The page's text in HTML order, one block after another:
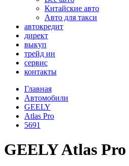
Китайские авто
Авто для такси
автокредит
директ
выкуп
трейд ин
сервис
контакты
Главная
Автомобили
GEELY
Atlas Pro
5691
GEELY Atlas Pro